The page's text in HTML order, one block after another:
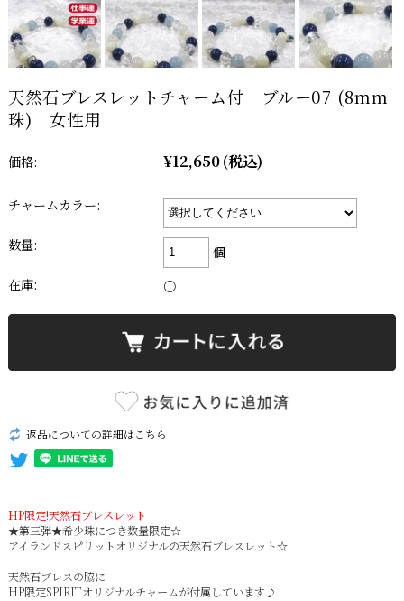
天然石ブレスレットチャーム付 ブルー07 (8mm
珠) 女性用
価格: ¥12,650(税込)
チャームカラー:
数量:
個
在庫:
○
返品についての詳細はこちら
HP限定!天然石ブレスレット
★第三弾★希少珠につき数量限定☆
アイランドスピリットオリジナルの天然石ブレスレット☆
天然石ブレスの脇に
HP限定SPIRITオリジナルチャームが付属しています♪